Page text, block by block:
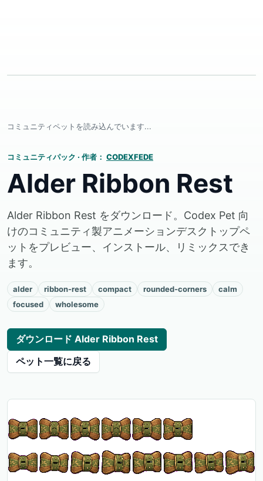
コミュニティペットを読み込んでいます...
コミュニティパック · 作者： CODEXFEDE
Alder Ribbon Rest
Alder Ribbon Rest をダウンロード。Codex Pet 向
けのコミュニティ製アニメーションデスクトップペ
ットをプレビュー、インストール、リミックスでき
ます。
alder ribbon-rest compact rounded-corners
calm
focused
wholesome
ダウンロード Alder Ribbon Rest
ペット一覧に戻る